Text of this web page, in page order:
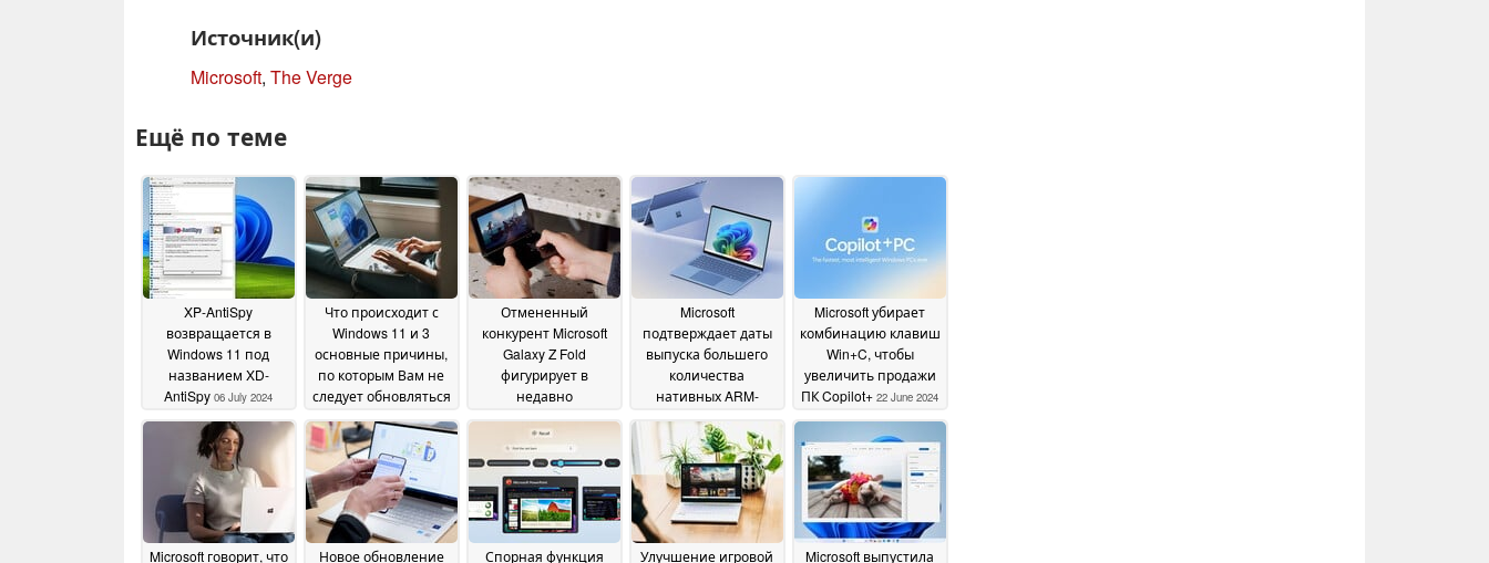
Источник(и)
Microsoft, The Verge
Ещё по теме
XP-AntiSpy
возвращается в
Windows 11 под
названием XD-
AntiSpy 06 July 2024
Что происходит с
Windows 11 и 3
основные причины,
по которым Вам не
следует обновляться
28 June 2024
Отмененный
конкурент Microsoft
Galaxy Z Fold
фигурирует в
недавно
патенте27 June 2024
Microsoft
подтверждает даты
выпуска большего
количества
нативных ARM-
для новых ноутбуков
серии Snapdragon X
22 June 2024
Microsoft убирает
комбинацию клавиш
Win+C, чтобы
увеличить продажи
ПК Copilot+ 22 June 2024
Microsoft говорит, что
Новое обновление
Спорная функция
Улучшение игровой
Microsoft выпустила